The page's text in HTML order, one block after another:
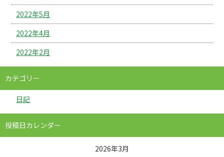
2022年5月
2022年4月
2022年2月
カテゴリー
日記
投稿日カレンダー
2026年3月